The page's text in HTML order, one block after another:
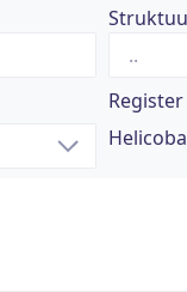
Register